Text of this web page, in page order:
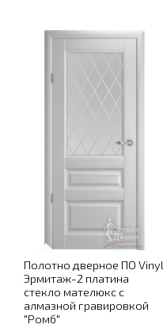
Полотно дверное ПО Vinyl
Эрмитаж-2 платина
стекло мателюкс с
алмазной гравировкой
"Ромб"